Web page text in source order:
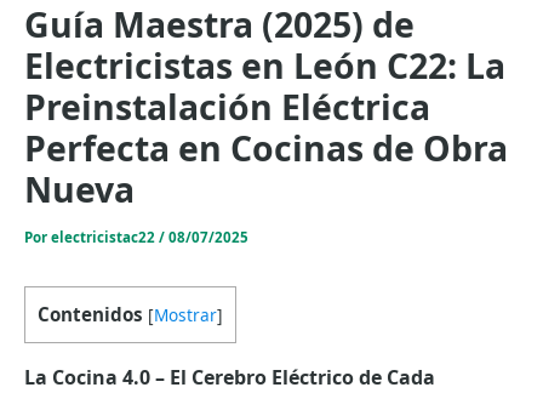
Guía Maestra (2025) de
Electricistas en León C22: La
Preinstalación Eléctrica
Perfecta en Cocinas de Obra
Nueva
Por electricistac22 / 08/07/2025
Contenidos [Mostrar]
La Cocina 4.0 – El Cerebro Eléctrico de Cada